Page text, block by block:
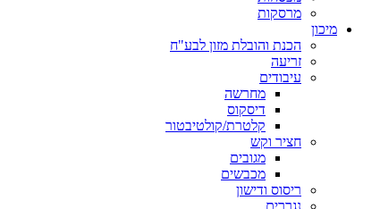
מרסקות
מיכון
הכנת והובלת מזון לבע"ח
זריעה
עיבודים
מחרשה
דיסקוס
קלטרת/קולטיבטור
חציר וקש
מגובים
מכבשים
ריסוס ודישון
נגררים